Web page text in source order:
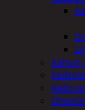
Kahvin